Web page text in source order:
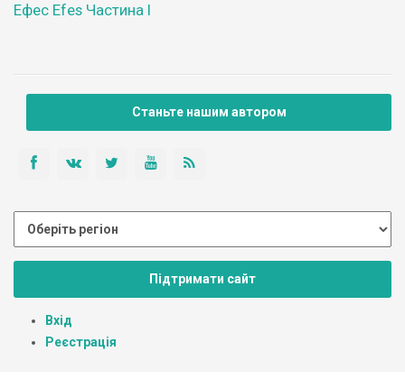
Ефес Efes Частина І
Станьте нашим автором
Підтримати сайт
Вхід
Реєстрація